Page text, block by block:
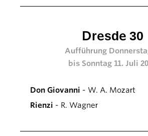
Dresde 30
Aufführung
bis Sonntag 11. Juli
Don Giovanni - W. A. Mozart
Rienzi - R. Wagner